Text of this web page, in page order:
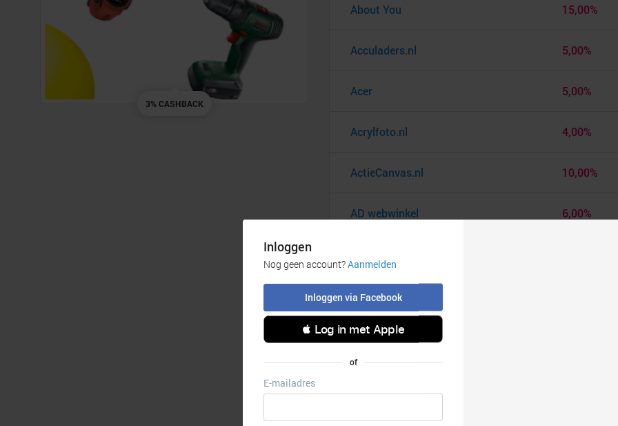
3% CASHBACK
About You 15,00%
Acculaders.nl 5,00%
Acer 5,00%
Acrylfoto.nl 4,00%
ActieCanvas.nl 10,00%
AD webwinkel 6,00%
Adidas Cadeaukaart
Ador